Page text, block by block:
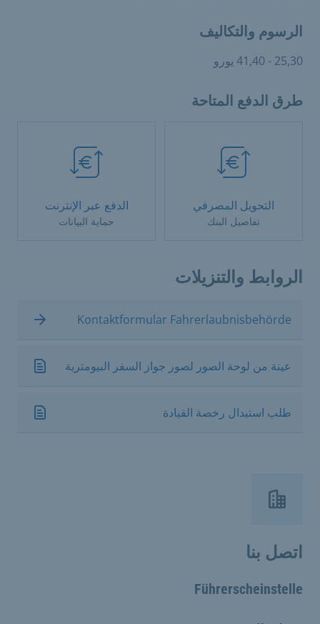
الرسوم والتكاليف
25,30 - 41,40 يورو
طرق الدفع المتاحة
التحويل المصرفي
تفاصيل البنك
الدفع عبر الإنترنت
حماية البيانات
الروابط والتنزيلات
Kontaktformular Fahrerlaubnisbehörde
عينة من لوحة الصور لصور جواز السفر البيومترية
طلب استبدال رخصة القيادة
اتصل بنا
Führerscheinstelle